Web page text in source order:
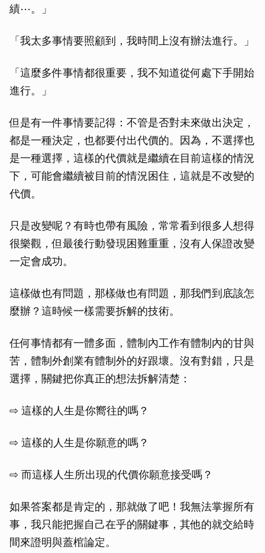
績⋯。」
「我太多事情要照顧到，我時間上沒有辦法進行。」
「這麼多件事情都很重要，我不知道從何處下手開始
進行。」
但是有一件事情要記得：不管是否對未來做出決定，
都是一種決定，也都要付出代價的。因為，不選擇也
是一種選擇，這樣的代價就是繼續在目前這樣的情況
下，可能會繼續被目前的情況困住，這就是不改變的
代價。
只是改變呢？有時也帶有風險，常常看到很多人想得
很樂觀，但最後行動發現困難重重，沒有人保證改變
一定會成功。
這樣做也有問題，那樣做也有問題，那我們到底該怎
麼辦？這時候一樣需要拆解的技術。
任何事情都有一體多面，體制內工作有體制內的甘與
苦，體制外創業有體制外的好跟壞。沒有對錯，只是
選擇，關鍵把你真正的想法拆解清楚：
⇨ 這樣的人生是你嚮往的嗎？
⇨ 這樣的人生是你願意的嗎？
⇨ 而這樣人生所出現的代價你願意接受嗎？
如果答案都是肯定的，那就做了吧！我無法掌握所有
事，我只能把握自己在乎的關鍵事，其他的就交給時
間來證明與蓋棺論定。